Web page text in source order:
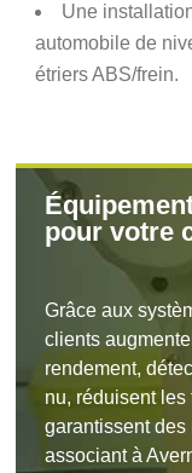
Une
automobile de
étriers ABS/frein.
pour votre
Grâce aux
clients
rendement,
nu, réduisent
garantissent
associant à